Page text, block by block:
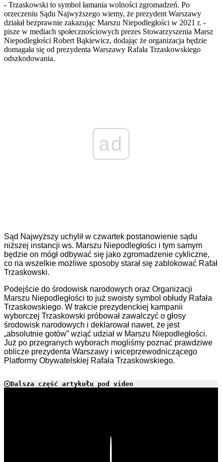
- Trzaskowski to symbol łamania wolności zgromadzeń. Po
orzeczeniu Sądu Najwyższego wiemy, że prezydent Warszawy
działał bezprawnie zakazując Marszu Niepodległości w 2021 r. -
pisze w mediach społecznościowych prezes Stowarzyszenia Marsz
Niepodległości Robert Bąkiewicz, dodając że organizacja będzie
domagała się od prezydenta Warszawy Rafała Trzaskowskiego
odszkodowania.
ad
Sąd Najwyższy uchylił w czwartek postanowienie sądu
niższej instancji ws. Marszu Niepodległości i tym samym
będzie on mógł odbywać się jako zgromadzenie cykliczne,
co na wszelkie możliwe sposoby starał się zablokować Rafał
Trzaskowski.
Podejście do środowisk narodowych oraz Organizacji
Marszu Niepodległości to już swoisty symbol obłudy Rafała
Trzaskowskiego. W trakcie prezydenckiej kampanii
wyborczej Trzaskowski próbował zawalczyć o głosy
środowisk narodowych i deklarował nawet, że jest
„absolutnie gotów” wziąć udział w Marszu Niepodległości.
Już po przegranych wyborach mogliśmy poznać prawdziwe
oblicze prezydenta Warszawy i wiceprzewodniczącego
Platformy Obywatelskiej Rafała Trzaskowskiego.
Dalsza część artykułu pod video